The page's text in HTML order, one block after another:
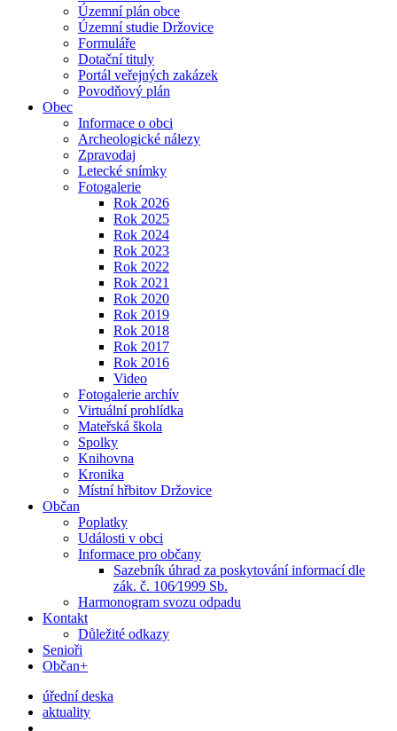
Územní plán obce
Územní studie Držovice
Formuláře
Dotační tituly
Portál veřejných zakázek
Povodňový plán
Obec
Informace o obci
Archeologické nálezy
Zpravodaj
Letecké snímky
Fotogalerie
Rok 2026
Rok 2025
Rok 2024
Rok 2023
Rok 2022
Rok 2021
Rok 2020
Rok 2019
Rok 2018
Rok 2017
Rok 2016
Video
Fotogalerie archív
Virtuální prohlídka
Mateřská škola
Spolky
Knihovna
Kronika
Místní hřbitov Držovice
Občan
Poplatky
Události v obci
Informace pro občany
Sazebník úhrad za poskytování informací dle
zák. č. 106⁄1999 Sb.
Harmonogram svozu odpadu
Kontakt
Důležité odkazy
Senioři
Občan+
úřední deska
aktuality